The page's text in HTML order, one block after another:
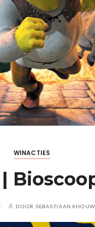
WINACTIES
DOOR SEBASTIAAN KHOUW